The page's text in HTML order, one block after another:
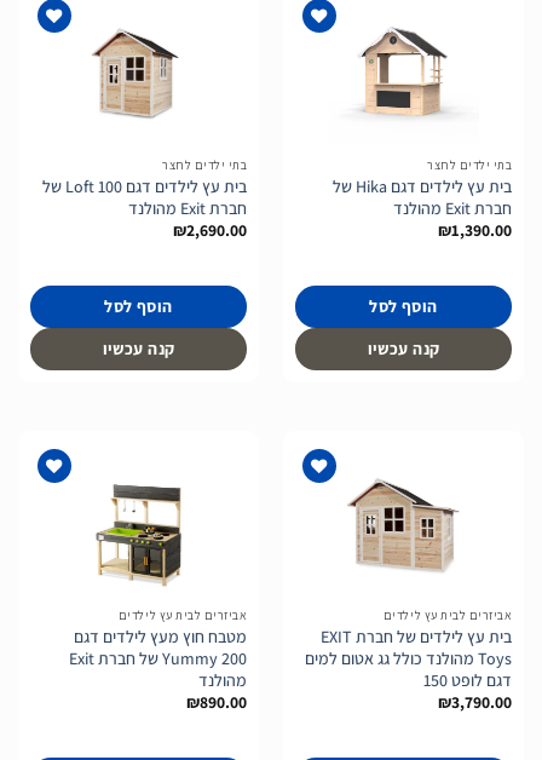
בתי ילדים לחצר
בית עץ לילדים דגם Hika של
חברת Exit מהולנד
₪1,390.00
הוסף לסל
קנה עכשיו
בתי ילדים לחצר
בית עץ לילדים דגם Loft 100 של
חברת Exit מהולנד
₪2,690.00
הוסף לסל
קנה עכשיו
אביזרים לבית עץ לילדים
בית עץ לילדים של חברת EXIT
Toys מהולנד כולל גג אטום למים
דגם לופט 150
₪3,790.00
אביזרים לבית עץ לילדים
מטבח חוץ מעץ לילדים דגם
Yummy 200 של חברת Exit
מהולנד
₪890.00